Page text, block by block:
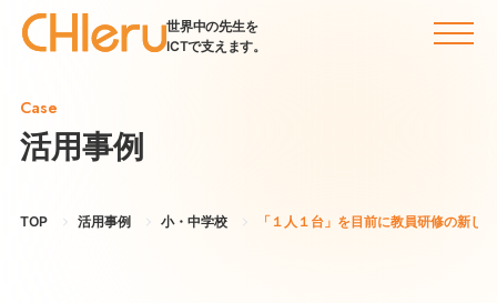
世界中の先生を
ICTで支えます。
Case
活用事例
TOP 活用事例 小・中学校 「１人１台」を目前に教員研修の新し